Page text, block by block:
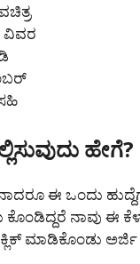
ವಿವರ
ಹೇಗೆ?
ಈ ಒಂದು
ಕೊಂಡಿದ್ದರೆ ನಾವು ಈ
ಮಾಡಿಕೊಂಡು